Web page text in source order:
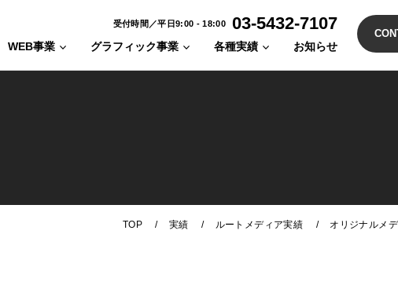
受付時間／平日9:00 - 18:00 03-5432-7107
WEB事業 グラフィック事業 各種実績 お知らせ
TOP / 実績 / ルートメディア実績 / オリジナルメ